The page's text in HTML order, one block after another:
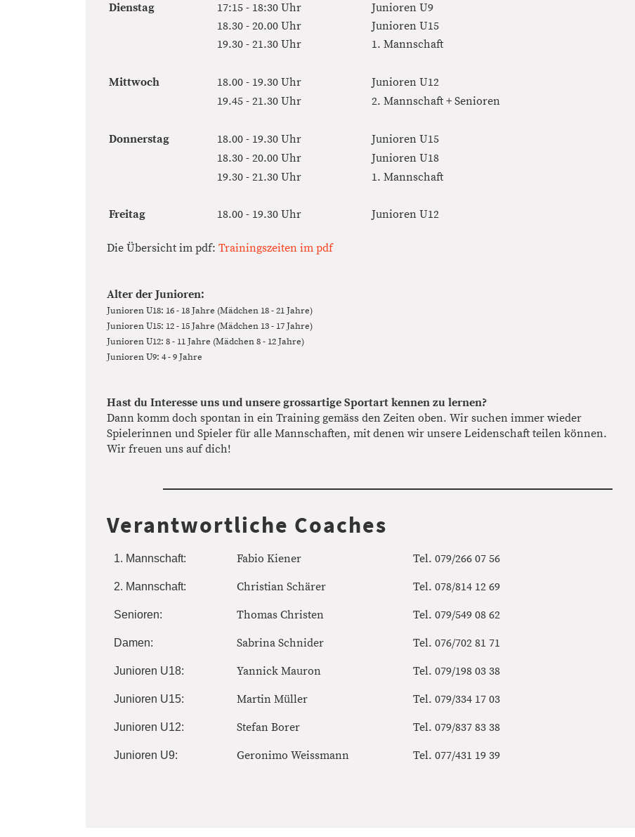
Dienstag 17:15 - 18:30 Uhr
Junioren U9
18.30 - 20.00 Uhr
Junioren U15
19.30 - 21.30 Uhr
1. Mannschaft
Mittwoch 18.00 - 19.30 Uhr
Junioren U12
19.45 - 21.30 Uhr
2. Mannschaft + Senioren
Donnerstag 18.00 - 19.30 Uhr
Junioren U15
18.30 - 20.00 Uhr
Junioren U18
19.30 - 21.30 Uhr
1. Mannschaft
Freitag 18.00 - 19.30 Uhr Junioren U12
Die Übersicht im pdf: Trainingszeiten im pdf
Alter der Junioren:
Junioren U18: 16 - 18 Jahre (Mädchen 18 - 21 Jahre)
Junioren U15: 12 - 15 Jahre (Mädchen 13 - 17 Jahre)
Junioren U12: 8 - 11 Jahre (Mädchen 8 - 12 Jahre)
Junioren U9: 4 - 9 Jahre
Hast du Interesse uns und unsere grossartige Sportart kennen zu lernen?
Dann komm doch spontan in ein Training gemäss den Zeiten oben. Wir suchen immer wieder
Spielerinnen und Spieler für alle Mannschaften, mit denen wir unsere Leidenschaft teilen können.
Wir freuen uns auf dich!
Verantwortliche Coaches
1. Mannschaft: Fabio Kiener Tel. 079/266 07 56
2. Mannschaft: Christian Schärer Tel. 078/814 12 69
Senioren: Thomas Christen Tel. 079/549 08 62
Damen: Sabrina Schnider Tel. 076/702 81 71
Junioren U18: Yannick Mauron Tel. 079/198 03 38
Junioren U15: Martin Müller Tel. 079/334 17 03
Junioren U12: Stefan Borer Tel. 079/837 83 38
Junioren U9: Geronimo Weissmann Tel. 077/431 19 39